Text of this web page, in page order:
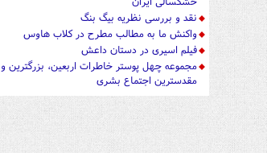
نقد و بررسی نظریه بیگ بنگ
واکنش ما به مطالب مطرح در کلاب هاوس
فیلم اسیری در دستان داعش
مجموعه چهل پوستر خاطرات اربعین، بزرگترین و
مقدسترین اجتماع بشری